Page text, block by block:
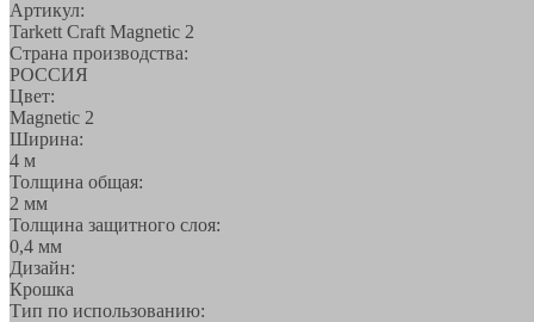
Артикул:
Tarkett Craft Magnetic 2
Страна производства:
РОССИЯ
Цвет:
Magnetic 2
Ширина:
4 м
Толщина общая:
2 мм
Толщина защитного слоя:
0,4 мм
Дизайн:
Крошка
Тип по использованию: